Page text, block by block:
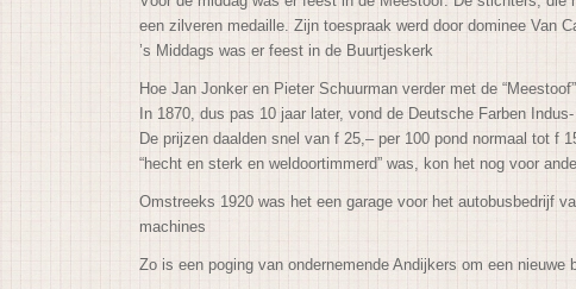
een zilveren medaille. Zijn toespraak werd door dominee Van
’s Middags was er feest in de Buurtjeskerk
Hoe Jan Jonker en Pieter Schuurman verder met de
In 1870, dus pas 10 jaar later, vond de Deutsche Farben
De prijzen daalden snel van f 25,– per 100 pond normaal tot
“hecht en sterk en weldoortimmerd” was, kon het nog voor
Omstreeks 1920 was het een garage voor het autobusbedrijf
machines
Zo is een poging van ondernemende Andijkers om een